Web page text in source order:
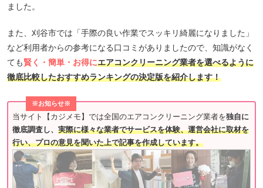
ました。
また、刈谷市では「手際の良い作業でスッキリ綺麗になりました」
など利用者からの参考になる口コミがありましたので、知識がなく
ても賢く・簡単・お得にエアコンクリーニング業者を選べるように
徹底比較したおすすめランキングの決定版を紹介します！
※お知らせ※
当サイト【カジメモ】では全国のエアコンクリーニング業者を独自に
徹底調査し、 実際に様々な業者でサービスを体験、運営会社に取材を
行い、プロの意見を聞いた上で記事を作成しています。